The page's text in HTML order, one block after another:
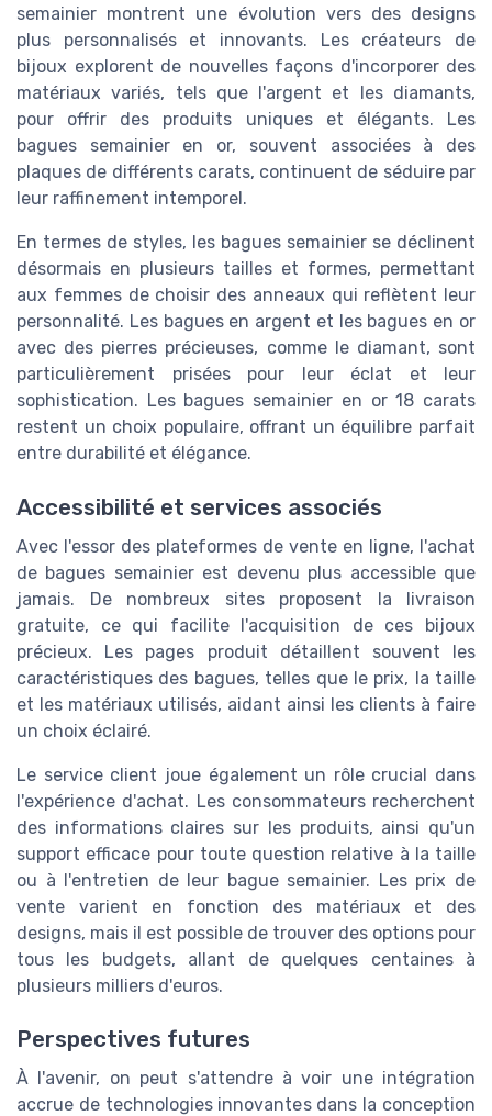
semainier montrent une évolution vers des designs
plus personnalisés et innovants. Les créateurs de
bijoux explorent de nouvelles façons d'incorporer des
matériaux variés, tels que l'argent et les diamants,
pour offrir des produits uniques et élégants. Les
bagues semainier en or, souvent associées à des
plaques de différents carats, continuent de séduire par
leur raffinement intemporel.
En termes de styles, les bagues semainier se déclinent
désormais en plusieurs tailles et formes, permettant
aux femmes de choisir des anneaux qui reflètent leur
personnalité. Les bagues en argent et les bagues en or
avec des pierres précieuses, comme le diamant, sont
particulièrement prisées pour leur éclat et leur
sophistication. Les bagues semainier en or 18 carats
restent un choix populaire, offrant un équilibre parfait
entre durabilité et élégance.
Accessibilité et services associés
Avec l'essor des plateformes de vente en ligne, l'achat
de bagues semainier est devenu plus accessible que
jamais. De nombreux sites proposent la livraison
gratuite, ce qui facilite l'acquisition de ces bijoux
précieux. Les pages produit détaillent souvent les
caractéristiques des bagues, telles que le prix, la taille
et les matériaux utilisés, aidant ainsi les clients à faire
un choix éclairé.
Le service client joue également un rôle crucial dans
l'expérience d'achat. Les consommateurs recherchent
des informations claires sur les produits, ainsi qu'un
support efficace pour toute question relative à la taille
ou à l'entretien de leur bague semainier. Les prix de
vente varient en fonction des matériaux et des
designs, mais il est possible de trouver des options pour
tous les budgets, allant de quelques centaines à
plusieurs milliers d'euros.
Perspectives futures
À l'avenir, on peut s'attendre à voir une intégration
accrue de technologies innovantes dans la conception